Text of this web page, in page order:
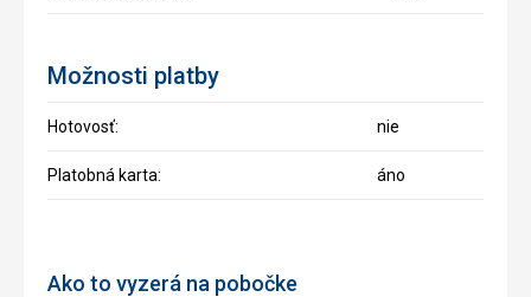
Možnosti platby
Hotovosť: nie
Platobná karta: áno
Ako to vyzerá na pobočke